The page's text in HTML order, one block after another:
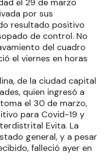
el 29 de marzo
por sus
resultado positivo
de control. No
del cuadro
el viernes en horas
de la ciudad capital
quien ingresó a
el 30 de marzo,
para Covid-19 y
Evita. La
general, y a pesar
falleció ayer en